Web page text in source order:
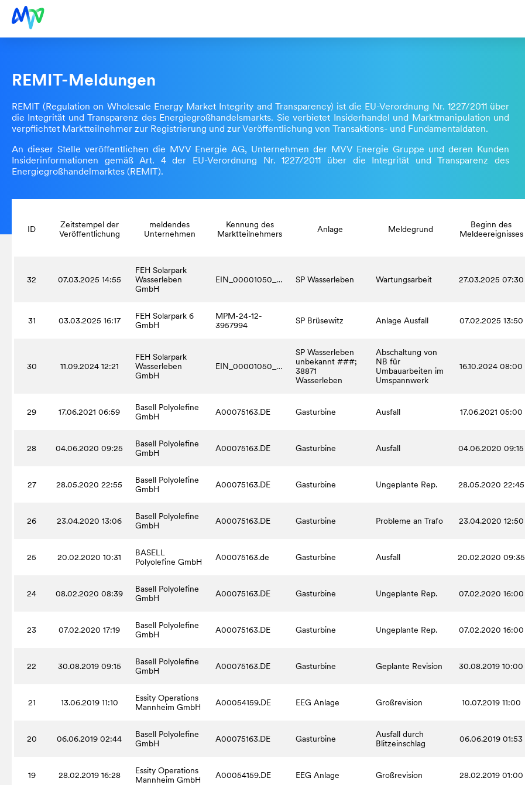
REMIT-Meldungen
REMIT (Regulation on Wholesale Energy Market Integrity and Transparency) ist die EU-Verordnung Nr. 1227/2011 über
die Integrität und Transparenz des Energiegroßhandelsmarkts. Sie verbietet Insiderhandel und Marktmanipulation und
verpflichtet Marktteilnehmer zur Registrierung und zur Veröffentlichung von Transaktions- und Fundamentaldaten.
An dieser Stelle veröffentlichen die MVV Energie AG, Unternehmen der MVV Energie Gruppe und deren Kunden
Insiderinformationen gemäß Art. 4 der EU-Verordnung Nr. 1227/2011 über die Integrität und Transparenz des
Energiegroßhandelmarktes (REMIT).
ID
Zeitstempel der
Veröffentlichung
meldendes
Unternehmen
Kennung des
Marktteilnehmers
Anlage Meldegrund
Beginn des
Meldeereignisses
32 07.03.2025 14:55
FEH Solarpark
Wasserleben
GmbH
EIN_00001050_45095_1 SP Wasserleben Wartungsarbeit 27.03.2025 07:30
31 03.03.2025 16:17
FEH Solarpark 6
GmbH
MPM-24-12-
3957994
SP Brüsewitz Anlage Ausfall 07.02.2025 13:50
30 11.09.2024 12:21
FEH Solarpark
Wasserleben
GmbH
EIN_00001050_45095_1
SP Wasserleben
unbekannt ###;
38871
Wasserleben
Abschaltung von
NB für
Umbauarbeiten im
Umspannwerk
16.10.2024 08:00
29 17.06.2021 06:59
Basell Polyolefine
GmbH
A00075163.DE Gasturbine Ausfall 17.06.2021 05:00
28 04.06.2020 09:25
Basell Polyolefine
GmbH
A00075163.DE Gasturbine Ausfall 04.06.2020 09:15
27 28.05.2020 22:55
Basell Polyolefine
GmbH
A00075163.DE Gasturbine Ungeplante Rep. 28.05.2020 22:45
26 23.04.2020 13:06
Basell Polyolefine
GmbH
A00075163.DE Gasturbine Probleme an Trafo 23.04.2020 12:50
25 20.02.2020 10:31
BASELL
Polyolefine GmbH
A00075163.de Gasturbine Ausfall 20.02.2020 09:35
24 08.02.2020 08:39
Basell Polyolefine
GmbH
A00075163.DE Gasturbine Ungeplante Rep. 07.02.2020 16:00
23 07.02.2020 17:19
Basell Polyolefine
GmbH
A00075163.DE Gasturbine Ungeplante Rep. 07.02.2020 16:00
22 30.08.2019 09:15
Basell Polyolefine
GmbH
A00075163.DE Gasturbine Geplante Revision 30.08.2019 10:00
21 13.06.2019 11:10
Essity Operations
Mannheim GmbH
A00054159.DE EEG Anlage Großrevision 10.07.2019 11:00
20 06.06.2019 02:44
Basell Polyolefine
GmbH
A00075163.DE Gasturbine
Ausfall durch
Blitzeinschlag
06.06.2019 01:53
19 28.02.2019 16:28
Essity Operations
Mannheim GmbH
A00054159.DE EEG Anlage Großrevision 28.02.2019 01:00